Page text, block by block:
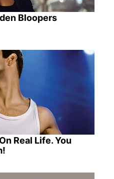
Bloopers
Real Life. You